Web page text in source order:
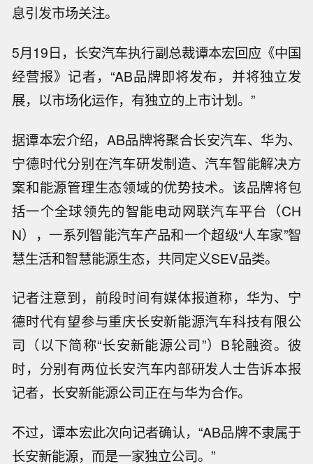
息引发市场关注。
5月19日，长安汽车执行副总裁谭本宏回应《中国
经营报》记者，“AB品牌即将发布，并将独立发
展，以市场化运作，有独立的上市计划。”
据谭本宏介绍，AB品牌将聚合长安汽车、华为、
宁德时代分别在汽车研发制造、汽车智能解决方
案和能源管理生态领域的优势技术。该品牌将包
括一个全球领先的智能电动网联汽车平台（CH
N），一系列智能汽车产品和一个超级“人车家”智
慧生活和智慧能源生态，共同定义SEV品类。
记者注意到，前段时间有媒体报道称，华为、宁
德时代有望参与重庆长安新能源汽车科技有限公
司（以下简称“长安新能源公司”）B轮融资。彼
时，分别有两位长安汽车内部研发人士告诉本报
记者，长安新能源公司正在与华为合作。
不过，谭本宏此次向记者确认，“AB品牌不隶属于
长安新能源，而是一家独立公司。”